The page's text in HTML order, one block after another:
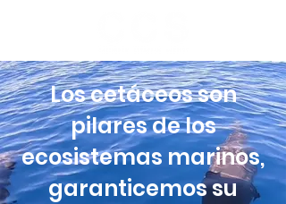
Los cetáceos son
pilares de los
ecosistemas marinos,
garanticemos su